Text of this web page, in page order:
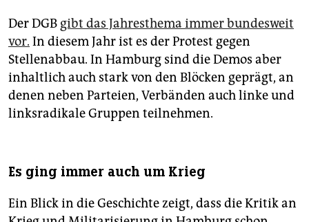
Der DGB gibt das Jahresthema immer bundesweit
vor. In diesem Jahr ist es der Protest gegen
Stellenabbau. In Hamburg sind die Demos aber
inhaltlich auch stark von den Blöcken geprägt, an
denen neben Parteien, Verbänden auch linke und
linksradikale Gruppen teilnehmen.
Es ging immer auch um Krieg
Ein Blick in die Geschichte zeigt, dass die Kritik an